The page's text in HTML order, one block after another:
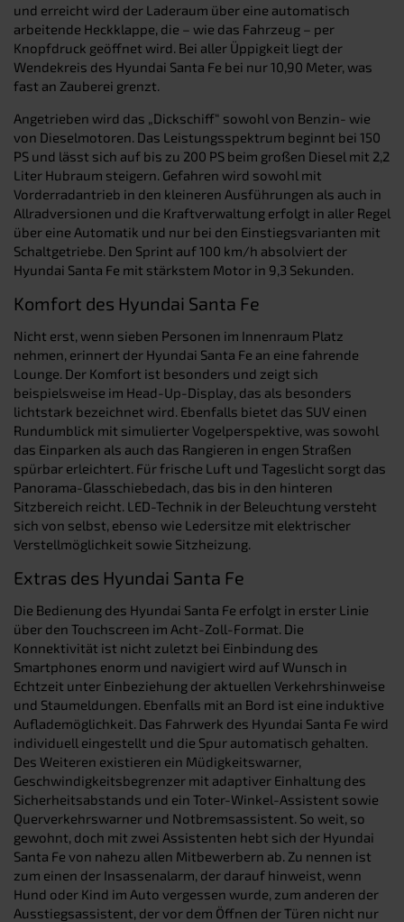
und erreicht wird der Laderaum über eine automatisch
arbeitende Heckklappe, die – wie das Fahrzeug – per
Knopfdruck geöffnet wird. Bei aller Üppigkeit liegt der
Wendekreis des Hyundai Santa Fe bei nur 10,90 Meter, was
fast an Zauberei grenzt.
Angetrieben wird das „Dickschiff“ sowohl von Benzin- wie
von Dieselmotoren. Das Leistungsspektrum beginnt bei 150
PS und lässt sich auf bis zu 200 PS beim großen Diesel mit 2,2
Liter Hubraum steigern. Gefahren wird sowohl mit
Vorderradantrieb in den kleineren Ausführungen als auch in
Allradversionen und die Kraftverwaltung erfolgt in aller Regel
über eine Automatik und nur bei den Einstiegsvarianten mit
Schaltgetriebe. Den Sprint auf 100 km/h absolviert der
Hyundai Santa Fe mit stärkstem Motor in 9,3 Sekunden.
Komfort des Hyundai Santa Fe
Nicht erst, wenn sieben Personen im Innenraum Platz
nehmen, erinnert der Hyundai Santa Fe an eine fahrende
Lounge. Der Komfort ist besonders und zeigt sich
beispielsweise im Head-Up-Display, das als besonders
lichtstark bezeichnet wird. Ebenfalls bietet das SUV einen
Rundumblick mit simulierter Vogelperspektive, was sowohl
das Einparken als auch das Rangieren in engen Straßen
spürbar erleichtert. Für frische Luft und Tageslicht sorgt das
Panorama-Glasschiebedach, das bis in den hinteren
Sitzbereich reicht. LED-Technik in der Beleuchtung versteht
sich von selbst, ebenso wie Ledersitze mit elektrischer
Verstellmöglichkeit sowie Sitzheizung.
Extras des Hyundai Santa Fe
Die Bedienung des Hyundai Santa Fe erfolgt in erster Linie
über den Touchscreen im Acht-Zoll-Format. Die
Konnektivität ist nicht zuletzt bei Einbindung des
Smartphones enorm und navigiert wird auf Wunsch in
Echtzeit unter Einbeziehung der aktuellen Verkehrshinweise
und Staumeldungen. Ebenfalls mit an Bord ist eine induktive
Auflademöglichkeit. Das Fahrwerk des Hyundai Santa Fe wird
individuell eingestellt und die Spur automatisch gehalten.
Des Weiteren existieren ein Müdigkeitswarner,
Geschwindigkeitsbegrenzer mit adaptiver Einhaltung des
Sicherheitsabstands und ein Toter-Winkel-Assistent sowie
Querverkehrswarner und Notbremsassistent. So weit, so
gewohnt, doch mit zwei Assistenten hebt sich der Hyundai
Santa Fe von nahezu allen Mitbewerbern ab. Zu nennen ist
zum einen der Insassenalarm, der darauf hinweist, wenn
Hund oder Kind im Auto vergessen wurde, zum anderen der
Ausstiegsassistent, der vor dem Öffnen der Türen nicht nur